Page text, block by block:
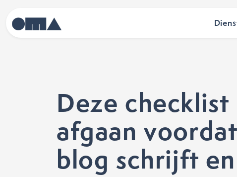
Deze
afgaan
blog schrijft